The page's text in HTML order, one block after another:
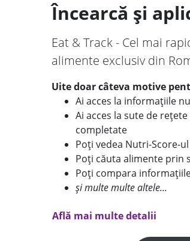
Încearcă și
Eat & Track - Cel mai
alimente exclusiv din
Uite doar câteva motive
Ai acces la informațiile
Ai acces la sute de
completate
Poți vedea Nutri-Score-
Poți căuta alimente prin
Poți compara
și multe multe altele...
Află mai multe detalii